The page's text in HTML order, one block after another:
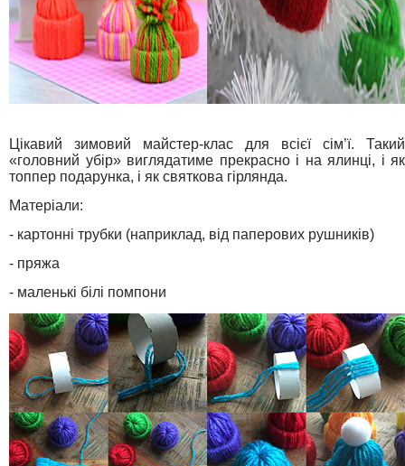
Цікавий зимовий майстер-клас для всієї сім’ї. Такий
«головний убір» виглядатиме прекрасно і на ялинці, і як
топпер подарунка, і як святкова гірлянда.
Матеріали:
- картонні трубки (наприклад, від паперових рушників)
- пряжа
- маленькі білі помпони